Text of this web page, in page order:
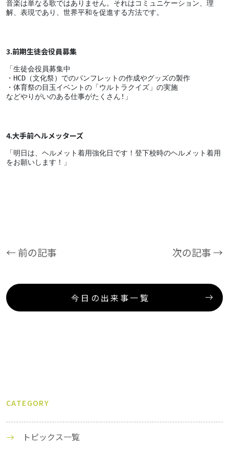
音楽は単なる歌ではありません。それはコミュニケーション、理
解、表現であり、世界平和を促進する方法です。
3.前期生徒会役員募集
「生徒会役員募集中
・HCD（文化祭）でのパンフレットの作成やグッズの製作
・体育祭の目玉イベントの「ウルトラクイズ」の実施
などやりがいのある仕事がたくさん!」
4.大手前ヘルメッターズ
「明日は、ヘルメット着用強化日です！登下校時のヘルメット着用
をお願いします！」
← 前の記事 次の記事 →
今日の出来事一覧
CATEGORY
トピックス一覧